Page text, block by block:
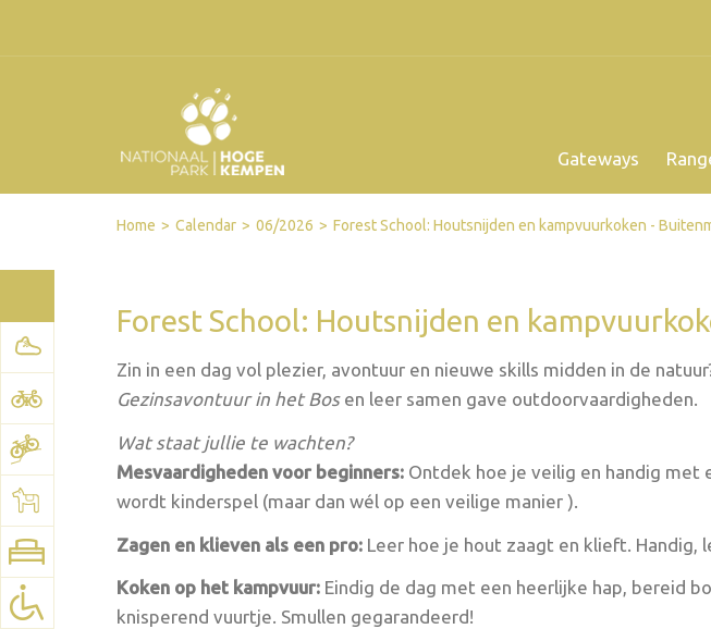
Gateways
FacebookTwitterSend by email
Printer-friendly version
Home Calendar 06/2026 Forest School: Houtsnijden en kampvuurkoken -
Forest School: Houtsnijden en
See map:
Google Maps
Zin in een dag vol plezier, avontuur en nieuwe skills midden in de
Gezinsavontuur in het Bosen leer samen gave outdoorvaardigheden.
Wat staat jullie te wachten?
Mesvaardigheden voor beginners: Ontdek hoe je veilig en handig met
wordt kinderspel (maar dan wél op een veilige manier ).
Zagen en klieven als een pro: Leer hoe je hout zaagt en klieft. Handig,
Koken op het kampvuur: Eindig de dag met een heerlijke hap, bereid
knisperend vuurtje. Smullen gegarandeerd!